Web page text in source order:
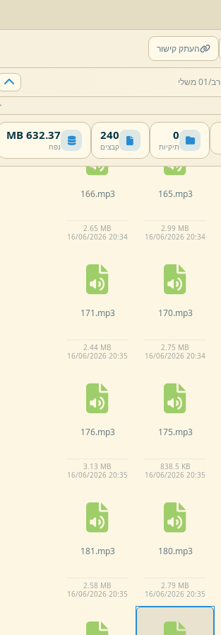
העתק קישור
01 משלי
0
תיקיות
240
קבצים
632.37 MB
נפח
16/06/2026 20:34
16/06/2026 20:34
165.mp3
2.99 MB
16/06/2026 20:34
166.mp3
2.65 MB
16/06/2026 20:34
170.mp3
2.75 MB
16/06/2026 20:34
171.mp3
2.44 MB
16/06/2026 20:35
175.mp3
838.5 KB
16/06/2026 20:35
176.mp3
3.13 MB
16/06/2026 20:35
180.mp3
2.79 MB
16/06/2026 20:35
181.mp3
2.58 MB
16/06/2026 20:35